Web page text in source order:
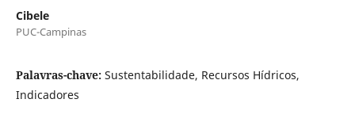
Cibele
PUC-Campinas
Palavras-chave: Sustentabilidade, Recursos Hídricos,
Indicadores